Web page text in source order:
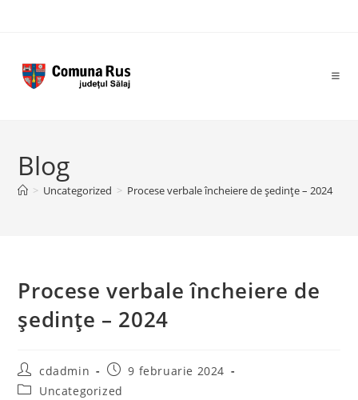
Blog
> Uncategorized > Procese verbale încheiere de ședințe – 2024
Procese verbale încheiere de
ședințe – 2024
Post
author:
cdadmin
Post
published:
9 februarie 2024
PostUncategorized